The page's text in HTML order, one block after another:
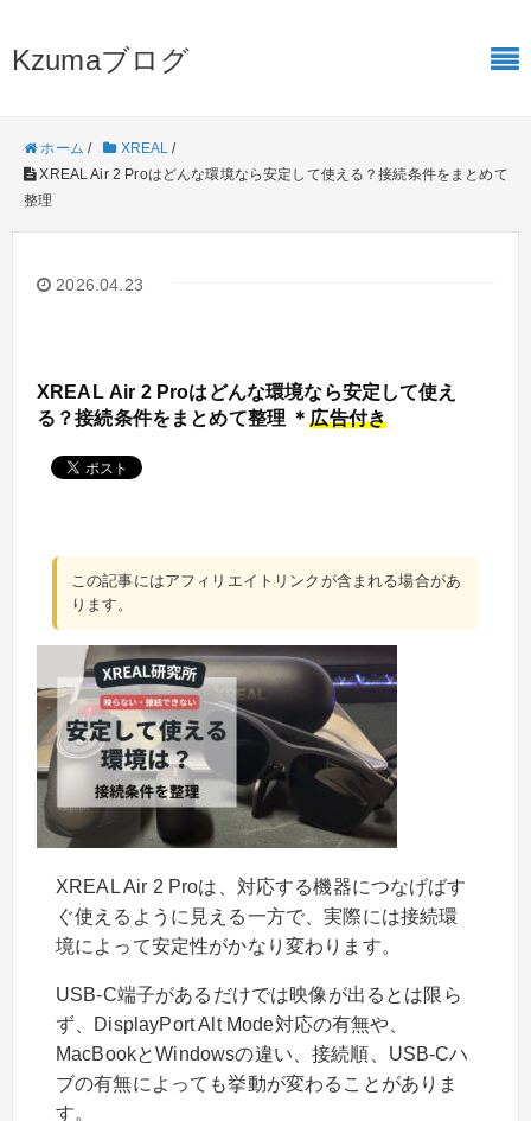
Kzumaブログ
ホーム / XREAL /
XREAL Air 2 Proはどんな環境なら安定して使える？接続条件をまとめて
整理
2026.04.23
XREAL Air 2 Proはどんな環境なら安定して使え
る？接続条件をまとめて整理 ＊広告付き
この記事にはアフィリエイトリンクが含まれる場合があ
ります。
XREAL Air 2 Proは、対応する機器につなげばす
ぐ使えるように見える一方で、実際には接続環
境によって安定性がかなり変わります。
USB-C端子があるだけでは映像が出るとは限ら
ず、DisplayPort Alt Mode対応の有無や、
MacBookとWindowsの違い、接続順、USB-Cハ
ブの有無によっても挙動が変わることがありま
す。